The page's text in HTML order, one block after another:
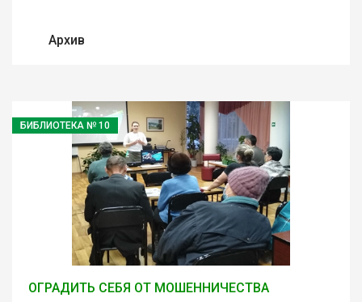
Архив
БИБЛИОТЕКА № 10
ОГРАДИТЬ СЕБЯ ОТ МОШЕННИЧЕСТВА